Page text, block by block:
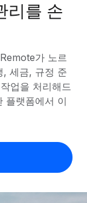
리를 손
가 노르
, 세금, 규정 준
업을 처리해드
플랫폼에서 이